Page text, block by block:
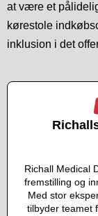
at være et
kørestole
inklusion i det
Richall Medical
fremstilling og
Med stor
tilbyder teamet